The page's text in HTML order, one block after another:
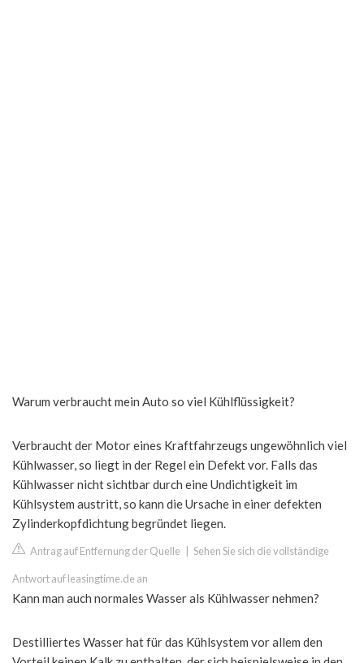
Warum verbraucht mein Auto so viel Kühlflüssigkeit?
Verbraucht der Motor eines Kraftfahrzeugs ungewöhnlich viel
Kühlwasser, so liegt in der Regel ein Defekt vor. Falls das
Kühlwasser nicht sichtbar durch eine Undichtigkeit im
Kühlsystem austritt, so kann die Ursache in einer defekten
Zylinderkopfdichtung begründet liegen.
Antrag auf Entfernung der Quelle Sehen Sie sich die vollständige
Antwort auf leasingtime.de an
Kann man auch normales Wasser als Kühlwasser nehmen?
Destilliertes Wasser hat für das Kühlsystem vor allem den